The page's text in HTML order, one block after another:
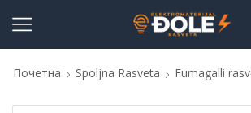
Почетна Spoljna Rasveta Fumagalli